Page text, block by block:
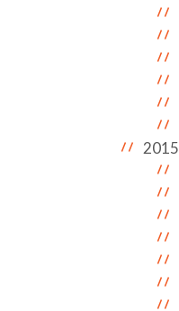
2015